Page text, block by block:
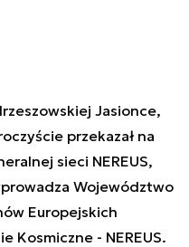
Jasionce,
przekazał na
sieci NEREUS,
Województwo
Europejskich
Kosmiczne - NEREUS.